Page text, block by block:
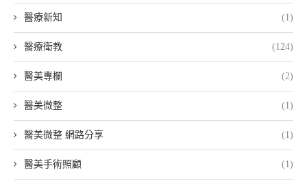
醫療新知 (1)
醫療衛教 (124)
醫美專欄 (2)
醫美微整 (1)
醫美微整 網路分享 (1)
醫美手術照顧 (1)